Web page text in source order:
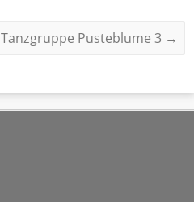
Tanzgruppe Pusteblume 3 →